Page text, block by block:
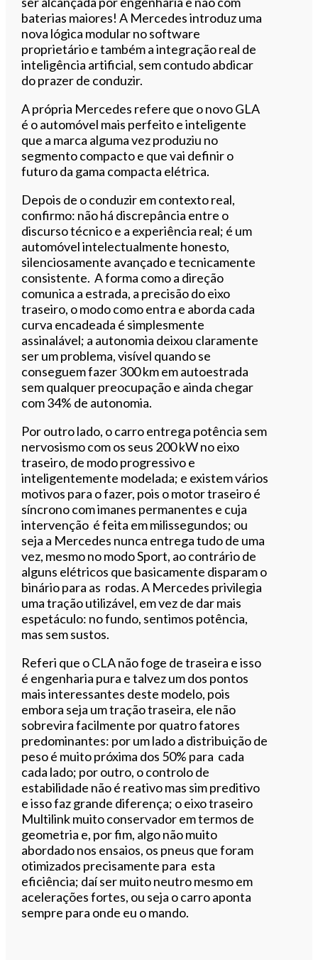
baterias maiores! A Mercedes introduz uma
nova lógica modular no software
proprietário e também a integração real de
inteligência artificial, sem contudo abdicar
do prazer de conduzir.
A própria Mercedes refere que o novo GLA
é o automóvel mais perfeito e inteligente
que a marca alguma vez produziu no
segmento compacto e que vai definir o
futuro da gama compacta elétrica.
Depois de o conduzir em contexto real,
confirmo: não há discrepância entre o
discurso técnico e a experiência real; é um
automóvel intelectualmente honesto,
silenciosamente avançado e tecnicamente
consistente. A forma como a direção
comunica a estrada, a precisão do eixo
traseiro, o modo como entra e aborda cada
curva encadeada é simplesmente
assinalável; a autonomia deixou claramente
ser um problema, visível quando se
conseguem fazer 300 km em autoestrada
sem qualquer preocupação e ainda chegar
com 34% de autonomia.
Por outro lado, o carro entrega potência sem
nervosismo com os seus 200 kW no eixo
traseiro, de modo progressivo e
inteligentemente modelada; e existem vários
motivos para o fazer, pois o motor traseiro é
síncrono com imanes permanentes e cuja
intervenção é feita em milissegundos; ou
seja a Mercedes nunca entrega tudo de uma
vez, mesmo no modo Sport, ao contrário de
alguns elétricos que basicamente disparam o
binário para as rodas. A Mercedes privilegia
uma tração utilizável, em vez de dar mais
espetáculo: no fundo, sentimos potência,
mas sem sustos.
Referi que o CLA não foge de traseira e isso
é engenharia pura e talvez um dos pontos
mais interessantes deste modelo, pois
embora seja um tração traseira, ele não
sobrevira facilmente por quatro fatores
predominantes: por um lado a distribuição de
peso é muito próxima dos 50% para cada
cada lado; por outro, o controlo de
estabilidade não é reativo mas sim preditivo
e isso faz grande diferença; o eixo traseiro
Multilink muito conservador em termos de
geometria e, por fim, algo não muito
abordado nos ensaios, os pneus que foram
otimizados precisamente para esta
eficiência; daí ser muito neutro mesmo em
acelerações fortes, ou seja o carro aponta
sempre para onde eu o mando.